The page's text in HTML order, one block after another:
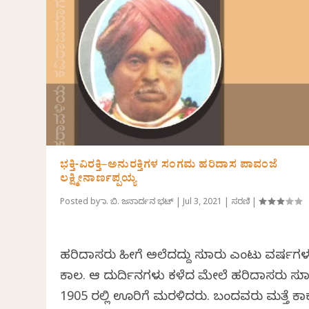
ಭಕ್ತಿ-ವಿರಕ್ತಿ–ಅನುರಕ್ತಿಗಳ ಸಂಗಮ ಹರಿದಾಸ ಪಾವಂಜೆ
ಲಕ್ಷ್ಮೀನಾರ್ಣಪ್ಪಯ್ಯ
Posted byಡಾ. ಬಿ. ಜನಾರ್ದನ ಭಟ್ |Jul 3, 2021 ಸರಣಿ |
ಹರಿದಾಸರು ಹೀಗೆ ಅಲೆದದ್ದು ಸುಮಾರು ಎಂಟು ವರ್ಷಗಳ
ಕಾಲ. ಆ ದುರ್ದಿನಗಳು ಕಳೆದ ಮೇಲೆ ಹರಿದಾಸರು
1905 ರಲ್ಲಿ ಊರಿಗೆ ಮರಳಿದರು. ಬಂದವರು ಮತ್ತೆ